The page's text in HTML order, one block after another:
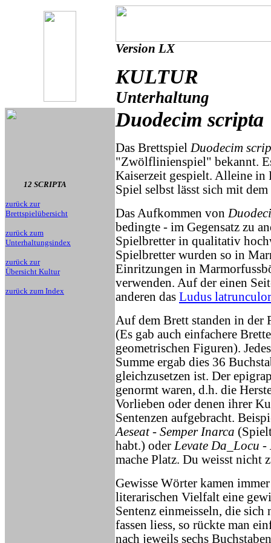
Version LX
KULTUR
Unterhaltung
12 SCRIPTA
zurück zur
Brettspielübersicht
zurück zum
Unterhaltungsindex
zurück zur
Übersicht Kultur
zurück zum Index
Duodecim scripta
Das Brettspiel Duodecim
"Zwölflinienspiel" bekannt.
Kaiserzeit gespielt. Alleine in
Spiel selbst lässt sich mit
Das Aufkommen von
bedingte - im Gegensatz zu
Spielbretter in qualitativ
Spielbretter wurden so in
Einritzungen in
verwenden. Auf der einen
anderen das Ludus
Auf dem Brett standen in der
(Es gab auch einfachere
geometrischen Figuren).
Summe ergab dies 36
gleichzusetzen ist. Der
genormt waren, d.h. die
Vorlieben oder denen ihrer
Sentenzen aufgebracht.
Aeseat - Semper Inarca
habt.) oder Levate Da_Locu -
mache Platz. Du weisst nicht
Gewisse Wörter kamen
literarischen Vielfalt eine
Sentenz einmeisseln, die
fassen liess, so rückte man
nach jeweils sechs